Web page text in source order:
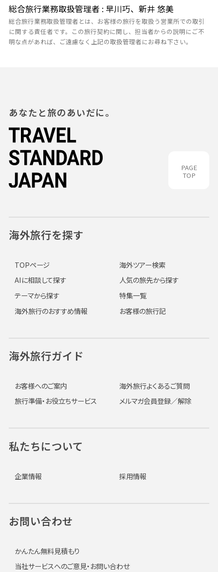
総合旅行業務取扱管理者 : 早川巧、新井 悠美
総合旅行業務取扱管理者とは、お客様の旅行を取扱う営業所での取引
に関する責任者です。この旅行契約に関し、担当者からの説明にご不
明な点があれば、ご遠慮なく上記の取扱管理者にお尋ね下さい。
PAGE
TOP
あなたと旅のあいだに。
海外旅行を探す
TOPページ
海外ツアー検索
AIに相談して探す
人気の旅先から探す
テーマから探す
特集一覧
海外旅行のおすすめ情報
お客様の旅行記
海外旅行ガイド
お客様へのご案内
海外旅行よくあるご質問
旅行準備・お役立ちサービス
メルマガ会員登録／解除
私たちについて
企業情報 採用情報
お問い合わせ
かんたん無料見積もり
当社サービスへのご意見・お問い合わせ